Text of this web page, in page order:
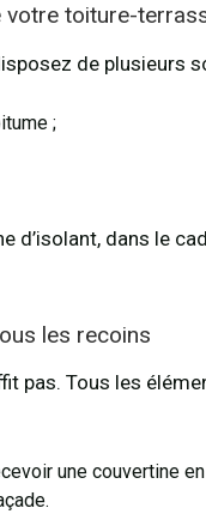
votre toiture-
de plusieurs
;
d’isolant, dans le
les recoins
pas. Tous les
une couvertine